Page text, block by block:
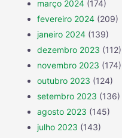
março 2024 (174)
fevereiro 2024 (209)
janeiro 2024 (139)
dezembro 2023 (112)
novembro 2023 (174)
outubro 2023 (124)
setembro 2023 (136)
agosto 2023 (145)
julho 2023 (143)